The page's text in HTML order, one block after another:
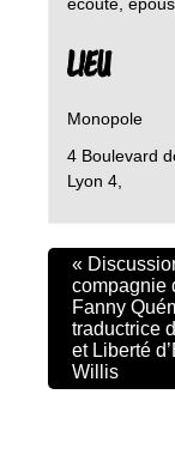
LIEU
Monopole
4 Boulevard
Lyon 4,
«
compagnie
Fanny
traductrice
et Liberté
Willis